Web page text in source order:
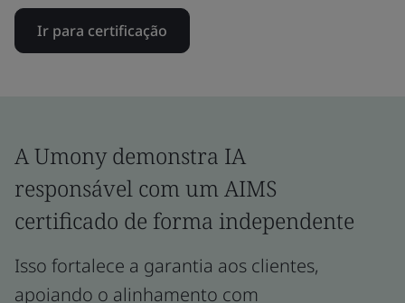
Ir para certificação
A Umony demonstra IA
responsável com um AIMS
certificado de forma independente
Isso fortalece a garantia aos clientes,
apoiando o alinhamento com